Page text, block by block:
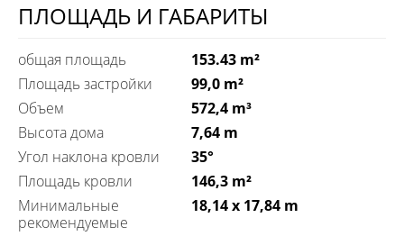
ПЛОЩАДЬ И ГАБАРИТЫ
общая площадь
153.43 m²
Площадь застройки
99,0 m²
Объем
572,4 m³
Высота дома
7,64 m
Угол наклона кровли
35°
Площадь кровли
146,3 m²
Минимальные
рекомендуемые
18,14 x 17,84 m